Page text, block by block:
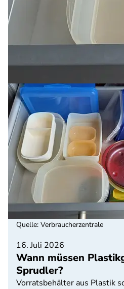
16. Juli 2026
Wann müssen
Sprudler?
Vorratsbehälter aus Plastik
Quelle: Verbraucherzentrale